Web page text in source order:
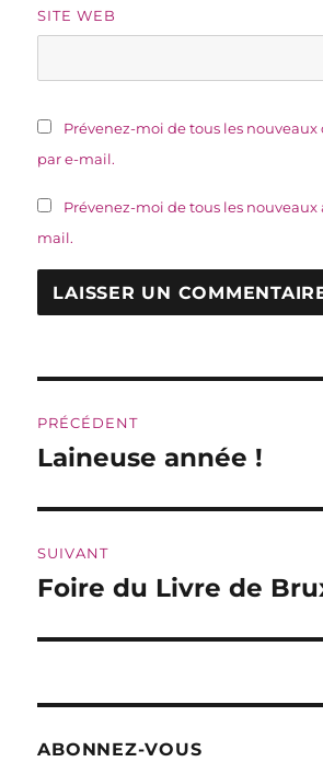
SITE WEB
Prévenez-moi de tous les
par e-mail.
Prévenez-moi de tous les nouveaux
mail.
de
PRÉCÉDENT
Publication
Laineuse année !
SUIVANT
Publication
Foire du Livre de
ABONNEZ-VOUS